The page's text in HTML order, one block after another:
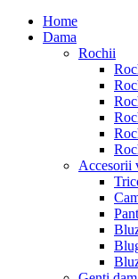
Home
Dama
Rochii
Accesorii